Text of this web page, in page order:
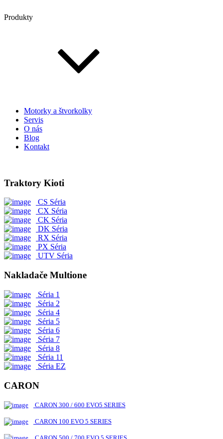
Produkty
Motorky a štvorkolky
Servis
O nás
Blog
Kontakt
Traktory Kioti
CS Séria
CX Séria
CK Séria
DK Séria
RX Séria
PX Séria
UTV Séria
Nakladače Multione
Séria 1
Séria 2
Séria 4
Séria 5
Séria 6
Séria 7
Séria 8
Séria 11
Séria EZ
CARON
CARON 300 / 600 EVO5 SERIES
CARON 100 EVO 5 SERIES